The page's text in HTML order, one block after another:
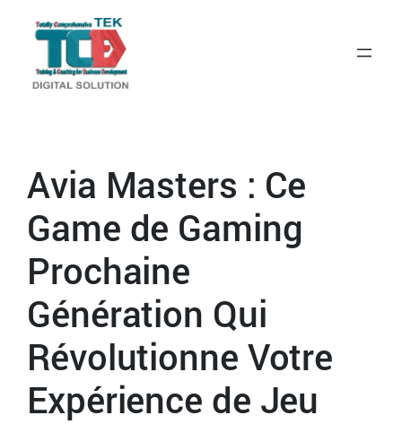
Avia Masters : Ce
Game de Gaming
Prochaine
Génération Qui
Révolutionne Votre
Expérience de Jeu